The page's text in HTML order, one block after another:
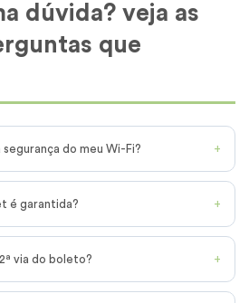
Velocidade
dúvida? veja as
que
do meu Wi-Fi?
é garantida?
via do boleto?